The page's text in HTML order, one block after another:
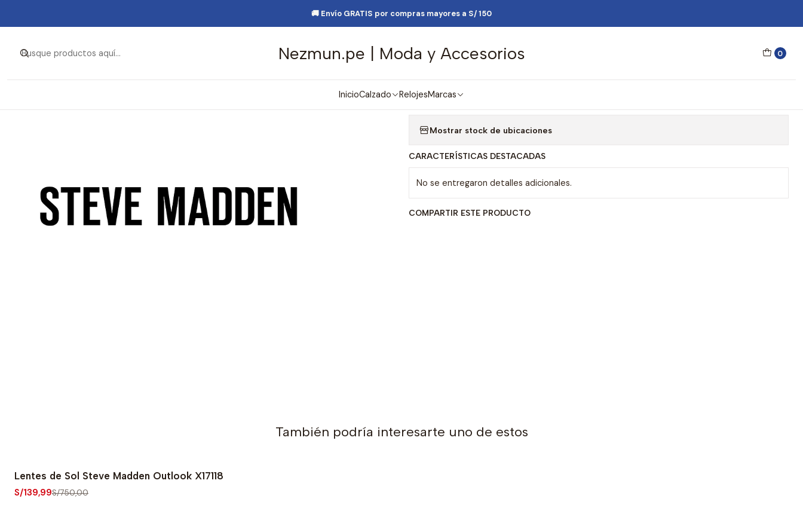
Nezmun.pe | Moda y Accesorios 0
InicioCalzado RelojesMarcas
🚚 Envío GRATIS por compras mayores a S/ 150
Accesorios de Moda Lentes y Accesorios Lentes de Sol Lentes de Sol Steve Madden Outlook X17114
|
Lentes de Sol Steve Madden Outlook X17114
Cantidad
Mostrar stock de ubicaciones
CARACTERÍSTICAS DESTACADAS
No se entregaron detalles adicionales.
COMPARTIR ESTE PRODUCTO
También podría interesarte uno de estos
-81% OFF
Lentes de Sol Steve Madden Outlook X17118
S/139,99S/750,00